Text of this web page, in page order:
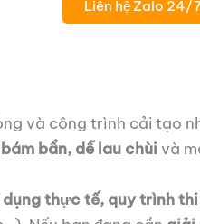
Liên hệ Zalo 24/
và công trình cải tạo
bẩn, dễ lau chùi và
thực tế, quy trình